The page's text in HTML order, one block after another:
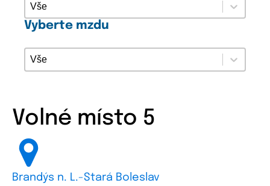
Vyberte lokalitu
Vyberte mzdu
Vyberte mzdu
Vyberte mzdu
Volné místo 5
Brandýs n. L.-Stará Boleslav